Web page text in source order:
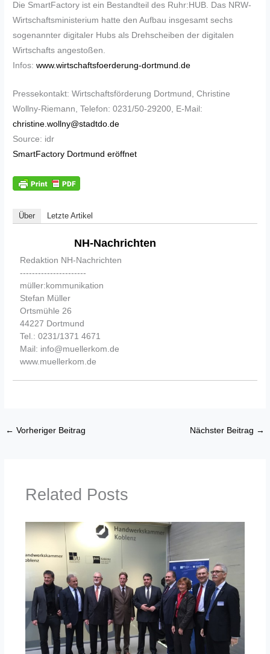
Die SmartFactory ist ein Bestandteil des Ruhr:HUB. Das NRW-
Wirtschaftsministerium hatte den Aufbau insgesamt sechs
sogenannter digitaler Hubs als Drehscheiben der digitalen
Wirtschafts angestoßen.
Infos:www.wirtschaftsfoerderung-dortmund.de
Pressekontakt: Wirtschaftsförderung Dortmund, Christine
Wollny-Riemann, Telefon: 0231/50-29200, E-Mail:
christine.wollny@stadtdo.de
Source: idr
SmartFactory Dortmund eröffnet
Über Letzte Artikel
NH-Nachrichten
Redaktion NH-Nachrichten
----------------------
müller:kommunikation
Stefan Müller
Ortsmühle 26
44227 Dortmund
Tel.: 0231/1371 4671
Mail: info@muellerkom.de
www.muellerkom.de
← Vorheriger Beitrag Nächster Beitrag →
Related Posts